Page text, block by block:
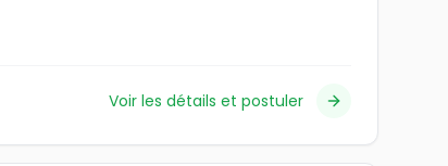
Voir les détails et postuler